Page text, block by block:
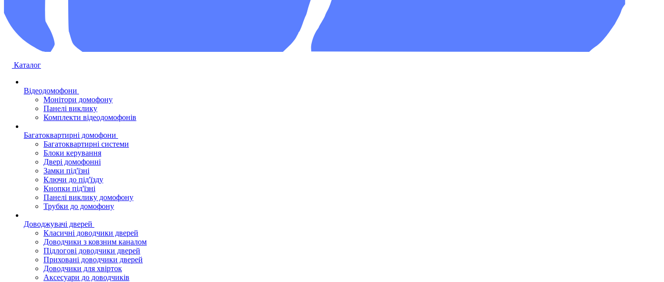
Каталог
Відеодомофони
Монітори домофону
Панелі виклику
Комплекти відеодомофонів
Багатоквартирні домофони
Багатоквартирні системи
Блоки керування
Двері домофонні
Замки під'їзні
Ключи до під'їзду
Кнопки під'їзні
Панелі виклику домофону
Трубки до домофону
Доводжувачі дверей
Класичні доводчики дверей
Доводчики з ковзним каналом
Підлогові доводчики дверей
Приховані доводчики дверей
Доводчики для хвірток
Аксесуари до доводчиків